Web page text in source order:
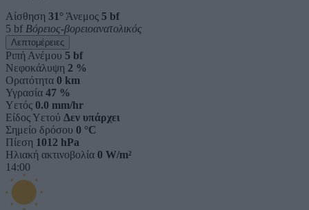
Αίσθηση 31° Άνεμος 5 bf
5 bf Βόρειος-βορειοανατολικός
Λεπτομέρειες
Ριπή Ανέμου 5 bf
Νεφοκάλυψη 2 %
Ορατότητα 0 km
Υγρασία 47 %
Υετός 0.0 mm/hr
Είδος Υετού Δεν υπάρχει
Σημείο δρόσου 0 °C
Πίεση 1012 hPa
Ηλιακή ακτινοβολία 0 W/m²
14:00